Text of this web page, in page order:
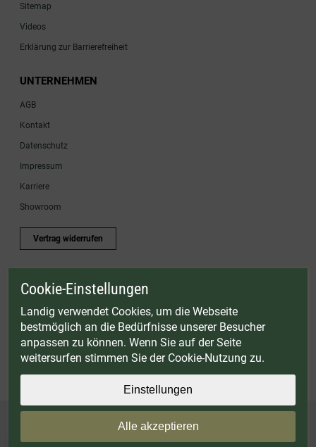
Sitemap
Videos
Erklärung zur Barrierefreiheit
UNTERNEHMEN
AGB
Kontakt
Datenschutz
Impressum
Karriere
Showroom
Vertrag widerrufen
* Gültig bis einschließlich 17.08.2026. Keine Barauszahlung möglich. Nicht mit
Zubehörartikel. Nicht einlösbar auf bereits rabattierte Sets.
© Landig 1982-2026 (44 Jahre Qualität)
Alle Preise inkl. gesetzl. Mehrwertsteuer, zuzüglich Versandkosten
Weitere Marken oder Shops der Landig + Lava GmbH & Co. KG: LAVA - Vakuumiergeräte
DRY AGER - Reifeschränke|VIESSMANN - Kühlzellen
Cookie-Einstellungen
Landig verwendet Cookies, um die Webseite
bestmöglich an die Bedürfnisse unserer Besucher
anpassen zu können. Wenn Sie auf der Seite
weitersurfen stimmen Sie der Cookie-Nutzung zu.
Einstellungen
Alle akzeptieren